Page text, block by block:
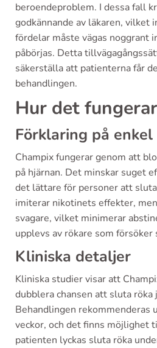
beroendeproblem. I dessa fall
godkännande av läkaren, vilket
fördelar måste vägas noggrant
påbörjas. Detta
säkerställa att patienterna får
behandlingen.
Hur det
Förklaring på enkel
Champix fungerar genom att
på hjärnan. Det minskar suget
det lättare för personer att
imiterar nikotinets effekter,
svagare, vilket minimerar
upplevs av rökare som försöker
Kliniska detaljer
Kliniska studier visar att
dubblera chansen att sluta röka
Behandlingen rekommenderas
veckor, och det finns möjlighet
patienten lyckas sluta röka